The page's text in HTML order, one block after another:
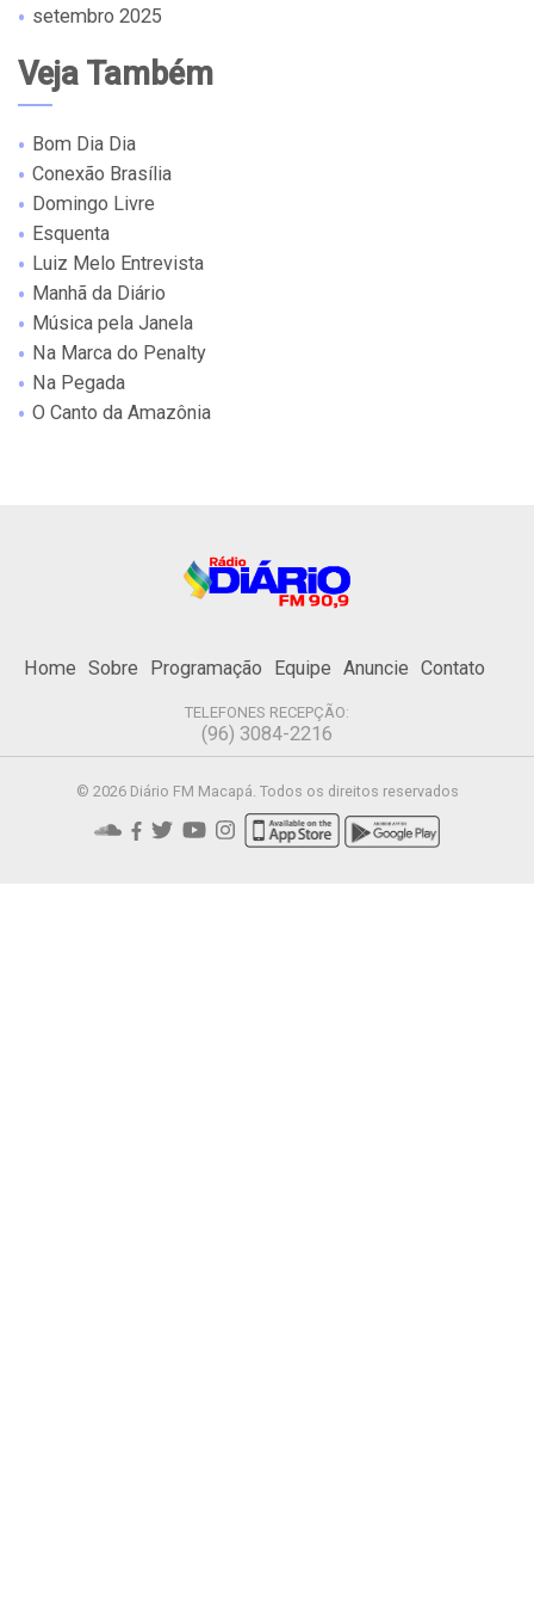
setembro 2025
Veja Também
Bom Dia Dia
Conexão Brasília
Domingo Livre
Esquenta
Luiz Melo Entrevista
Manhã da Diário
Música pela Janela
Na Marca do Penalty
Na Pegada
O Canto da Amazônia
Home Sobre Programação Equipe Anuncie Contato
TELEFONES RECEPÇÃO:
(96) 3084-2216
© 2026 Diário FM Macapá. Todos os direitos reservados